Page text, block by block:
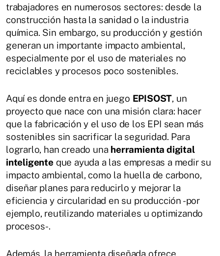
trabajadores en numerosos sectores: desde la
construcción hasta la sanidad o la industria
química. Sin embargo, su producción y gestión
generan un importante impacto ambiental,
especialmente por el uso de materiales no
reciclables y procesos poco sostenibles.
Aquí es donde entra en juego EPISOST, un
proyecto que nace con una misión clara: hacer
que la fabricación y el uso de los EPI sean más
sostenibles sin sacrificar la seguridad. Para
lograrlo, han creado una herramienta digital
inteligenteque ayuda a las empresas a medir su
impacto ambiental, como la huella de carbono,
diseñar planes para reducirlo y mejorar la
eficiencia y circularidad en su producción -por
ejemplo, reutilizando materiales u optimizando
procesos-.
Además, la herramienta diseñada ofrece